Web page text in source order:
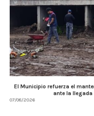
El Municipio refuerza el
ante la llegada
07/08/2026